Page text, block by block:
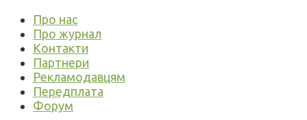
Про нас
Про журнал
Контакти
Партнери
Рекламодавцям
Передплата
Форум